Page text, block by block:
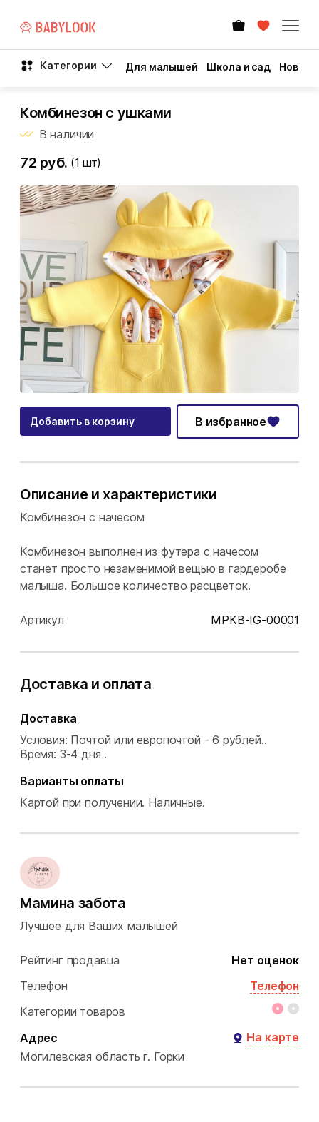
Категории Для малышей Школа и сад Новый
Комбинезон с ушками
В наличии
72 руб. (1 шт)
Добавить в корзину В избранное
Описание и характеристики
Комбинезон с начесом
Комбинезон выполнен из футера с начесом
станет просто незаменимой вещью в гардеробе
малыша. Большое количество расцветок.
Артикул МРКВ-IG-00001
Доставка и оплата
Доставка
Условия: Почтой или европочтой - 6 рублей..
Время: 3-4 дня .
Варианты оплаты
Картой при получении. Наличные.
Мамина забота
Лучшее для Ваших малышей
Рейтинг продавца
Нет оценок
Телефон
Телефон
Категории товаров
Адрес
На карте
Могилевская область г. Горки